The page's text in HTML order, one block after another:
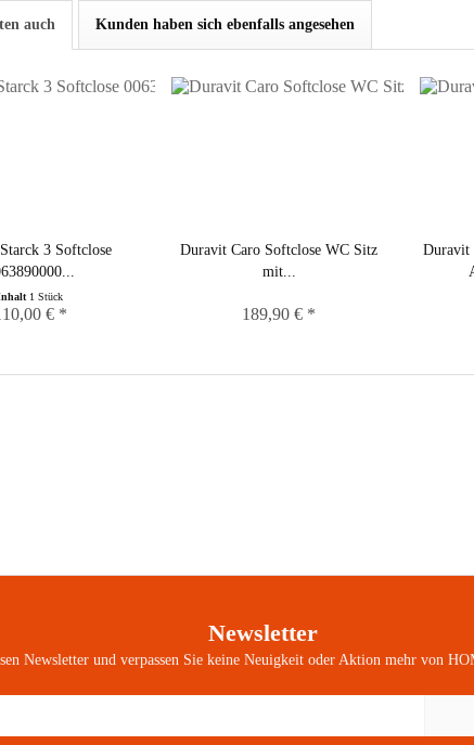
auch Kunden haben sich ebenfalls angesehen
3 Softclose
1 Stück
€ *
Duravit Caro Softclose WC Sitz
mit...
189,90 € *
Duravit
Newsletter
Newsletter und verpassen Sie keine Neuigkeit oder Aktion mehr von